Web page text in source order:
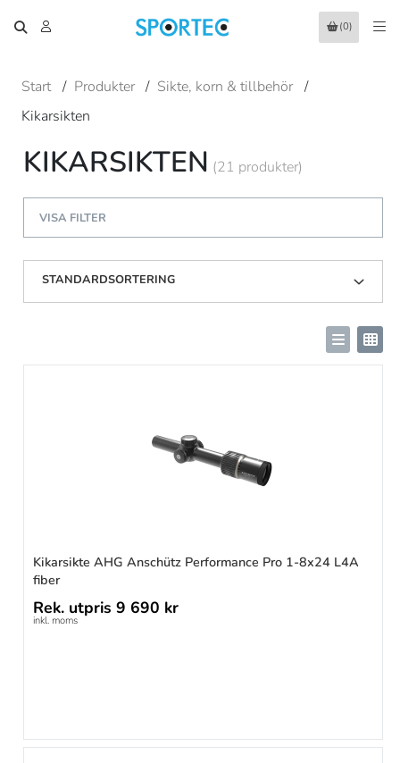
(0)
Start / Produkter / Sikte, korn & tillbehör /
Kikarsikten
KIKARSIKTEN (21 produkter)
VISA FILTER
STANDARDSORTERING
Kikarsikte AHG Anschütz Performance Pro 1-8x24 L4A
fiber
Rek. utpris 9 690 kr
inkl. moms